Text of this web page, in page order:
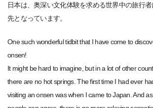
日本は、奥深い文化体験を求める世界中の旅行
先となっています。
One such wonderful tidbit that I have come to
onsen!
It might be hard to imagine, but in a lot of other
there are no hot springs. The first time I had ever
visiting an onsen was when I came to Japan. And